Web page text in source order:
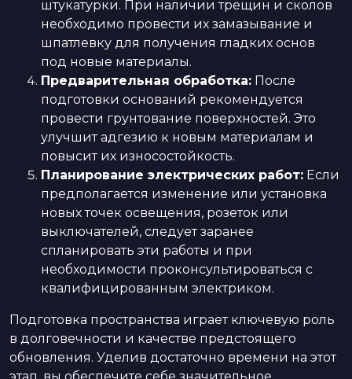
штукатурки. При наличии трещин и сколов
необходимо провести их замазывание и
шпатлевку для получения гладких основ
под новые материалы.
Предварительная обработка: После
подготовки оснований рекомендуется
провести грунтование поверхностей. Это
улучшит адгезию к новым материалам и
повысит их износостойкость.
Планирование электрических работ: Если
предполагается изменение или установка
новых точек освещения, розеток или
выключателей, следует заранее
спланировать эти работы и при
необходимости проконсультироваться с
квалифицированным электриком.
Подготовка пространства играет ключевую роль
в долговечности и качестве предстоящего
обновления. Уделив достаточно времени на этот